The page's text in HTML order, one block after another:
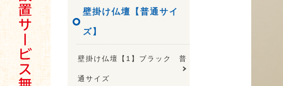
壁掛け仏壇【普通サイ
ズ】
壁掛け仏壇【1】ブラック 普
通サイズ